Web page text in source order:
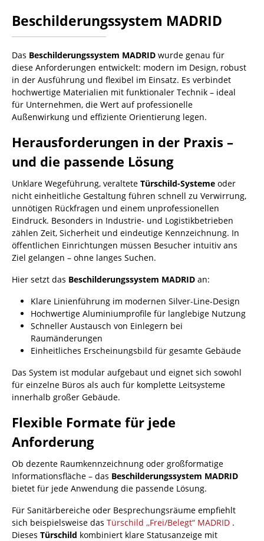
Beschilderungssystem MADRID
Das Beschilderungssystem MADRID wurde genau für
diese Anforderungen entwickelt: modern im Design, robust
in der Ausführung und flexibel im Einsatz. Es verbindet
hochwertige Materialien mit funktionaler Technik – ideal
für Unternehmen, die Wert auf professionelle
Außenwirkung und effiziente Orientierung legen.
Herausforderungen in der Praxis –
und die passende Lösung
Unklare Wegeführung, veraltete Türschild-Systeme oder
nicht einheitliche Gestaltung führen schnell zu Verwirrung,
unnötigen Rückfragen und einem unprofessionellen
Eindruck. Besonders in Industrie- und Logistikbetrieben
zählen Zeit, Sicherheit und eindeutige Kennzeichnung. In
öffentlichen Einrichtungen müssen Besucher intuitiv ans
Ziel gelangen – ohne langes Suchen.
Hier setzt das Beschilderungssystem MADRID an:
Klare Linienführung im modernen Silver-Line-Design
Hochwertige Aluminiumprofile für langlebige Nutzung
Schneller Austausch von Einlegern bei
Raumänderungen
Einheitliches Erscheinungsbild für gesamte Gebäude
Das System ist modular aufgebaut und eignet sich sowohl
für einzelne Büros als auch für komplette Leitsysteme
innerhalb großer Gebäude.
Flexible Formate für jede
Anforderung
Ob dezente Raumkennzeichnung oder großformatige
Informationsfläche – das Beschilderungssystem MADRID
bietet für jede Anwendung die passende Lösung.
Für Sanitärbereiche oder Besprechungsräume empfiehlt
sich beispielsweise das Türschild ,,Frei/Belegt“ MADRID .
Dieses Türschild kombiniert klare Statusanzeige mit